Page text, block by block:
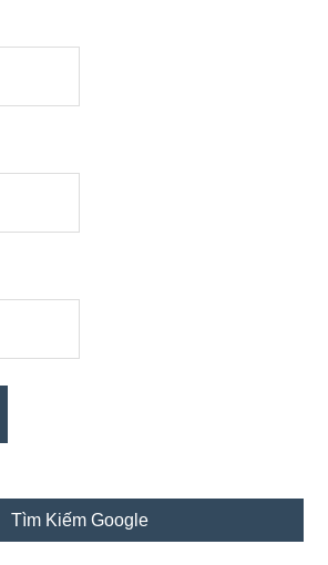
Tìm Kiếm Google